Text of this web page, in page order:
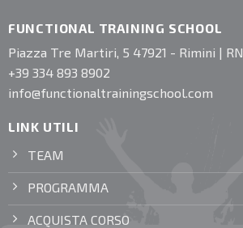
FUNCTIONAL TRAINING SCHOOL
Piazza Tre Martiri, 5 47921 - Rimini | RN
+39 334 893 8902
info@functionaltrainingschool.com
LINK UTILI
TEAM
PROGRAMMA
ACQUISTA CORSO